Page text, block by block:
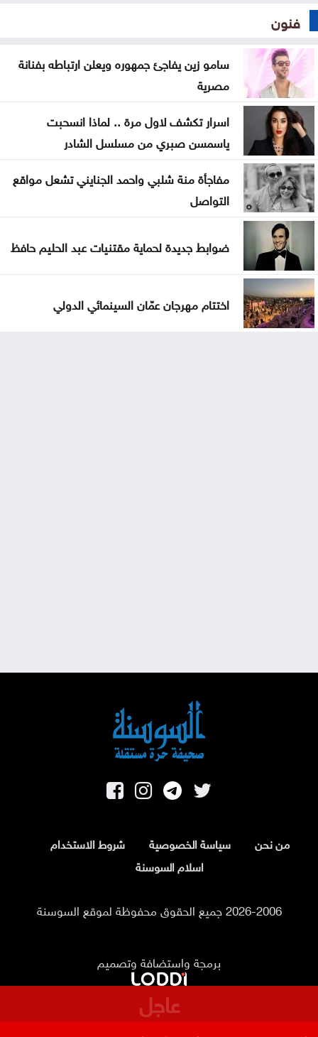
فنون
سامو زين يفاجئ جمهوره ويعلن ارتباطه بفنانة
مصرية
اسرار تكشف لاول مرة .. لماذا انسحبت
ياسمسن صبري من مسلسل الشادر
مفاجأة منة شلبي واحمد الجنايني تشعل مواقع
التواصل
ضوابط جديدة لحماية مقتنيات عبد الحليم حافظ
اختتام مهرجان عمّان السينمائي الدولي
من نحن سياسة الخصوصية
شروط الاستخدام
اسلام السوسنة
2026-2006 جميع الحقوق محفوظة لموقع السوسنة
برمجة واستضافة وتصميم
عاجل